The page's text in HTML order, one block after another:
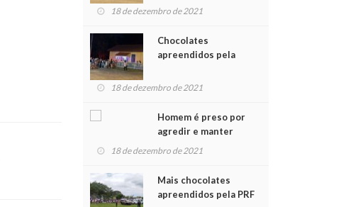
18 de dezembro de 2021
Chocolates
apreendidos pela
para crianças na
18 de dezembro de 2021
Homem é preso por
agredir e manter
mulher em cárcere
18 de dezembro de 2021
Mais chocolates
apreendidos pela PRF